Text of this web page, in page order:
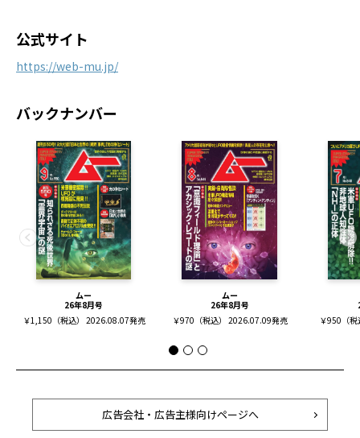
公式サイト
https://web-mu.jp/
バックナンバー
ムー
26年8月号
￥1,150（税込） 2026.08.07発売
ムー
26年8月号
￥970（税込） 2026.07.09発売
￥950（
広告会社・広告主様向けページへ